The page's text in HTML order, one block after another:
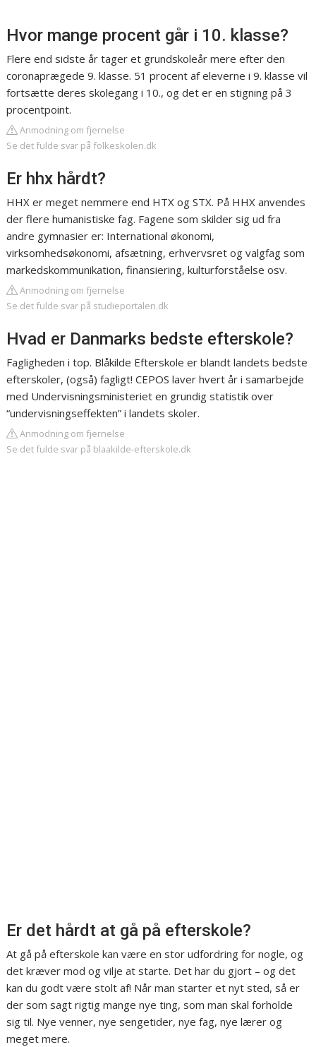
Hvor mange procent går i 10. klasse?
Flere end sidste år tager et grundskoleår mere efter den
coronaprægede 9. klasse. 51 procent af eleverne i 9. klasse vil
fortsætte deres skolegang i 10., og det er en stigning på 3
procentpoint.
Anmodning om fjernelse
Se det fulde svar på folkeskolen.dk
Er hhx hårdt?
HHX er meget nemmere end HTX og STX. På HHX anvendes
der flere humanistiske fag. Fagene som skilder sig ud fra
andre gymnasier er: International økonomi,
virksomhedsøkonomi, afsætning, erhvervsret og valgfag som
markedskommunikation, finansiering, kulturforståelse osv.
Anmodning om fjernelse
Se det fulde svar på studieportalen.dk
Hvad er Danmarks bedste efterskole?
Fagligheden i top. Blåkilde Efterskole er blandt landets bedste
efterskoler, (også) fagligt! CEPOS laver hvert år i samarbejde
med Undervisningsministeriet en grundig statistik over
“undervisningseffekten” i landets skoler.
Anmodning om fjernelse
Se det fulde svar på blaakilde-efterskole.dk
Er det hårdt at gå på efterskole?
At gå på efterskole kan være en stor udfordring for nogle, og
det kræver mod og vilje at starte. Det har du gjort – og det
kan du godt være stolt af! Når man starter et nyt sted, så er
der som sagt rigtig mange nye ting, som man skal forholde
sig til. Nye venner, nye sengetider, nye fag, nye lærer og
meget mere.